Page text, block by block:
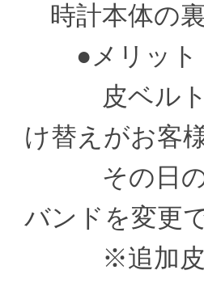
時計本体の
●メリット
皮ベルトの
け替えがお客
その日の気
バンドを変更
※追加皮バ